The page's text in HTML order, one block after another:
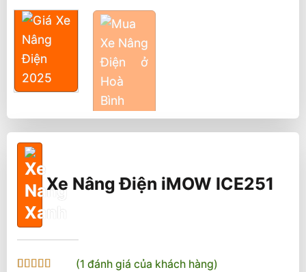
Xe Nâng Điện iMOW ICE251
(1 đánh giá của khách hàng)